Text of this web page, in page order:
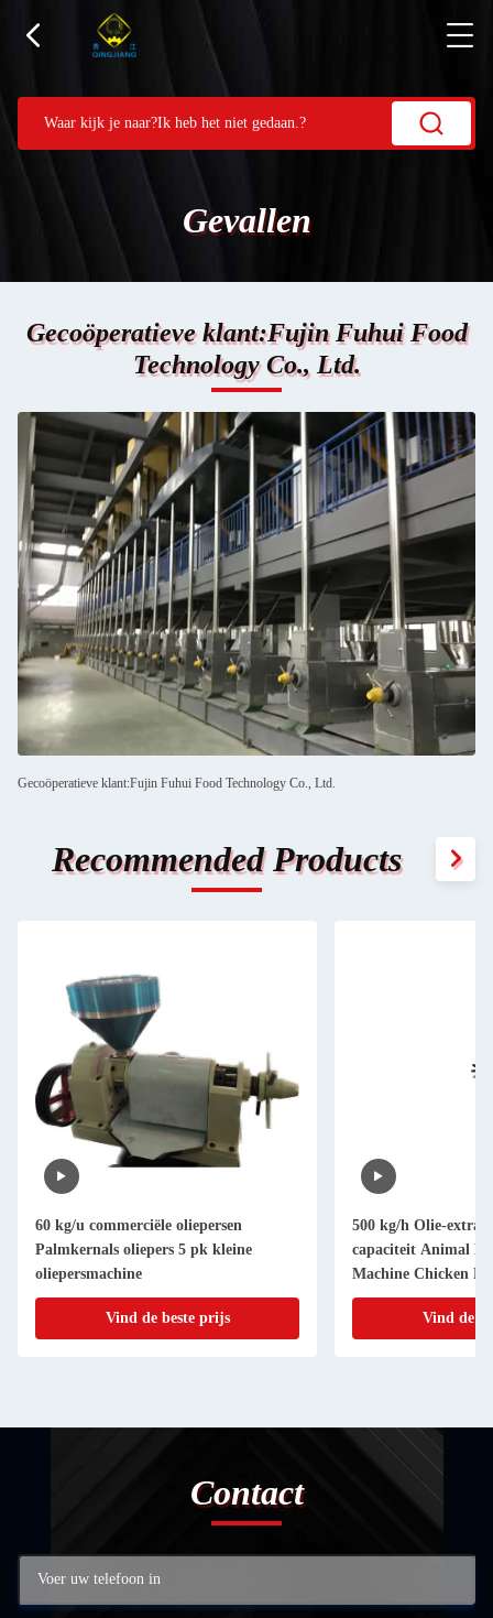
Gevallen
Gecoöperatieve klant:Fujin Fuhui Food
Technology Co., Ltd.
Gecoöperatieve klant:Fujin Fuhui Food Technology Co., Ltd.
Recommended Products
60 kg/u commerciële oliepersen
Palmkernals oliepers 5 pk kleine
oliepersmachine
Vind de beste prijs
500 kg/h Olie-
capaciteit Animal
Machine Chicken
Machine
Vind de
Contact